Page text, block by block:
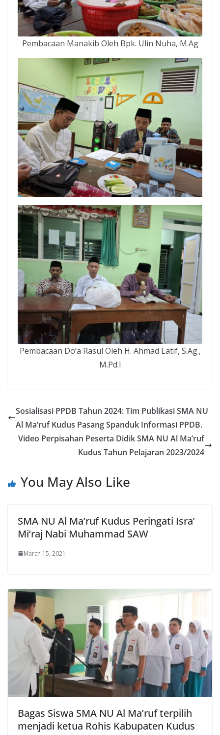
Pembacaan Manakib Oleh Bpk. Ulin Nuha, M.Ag
Pembacaan Do’a Rasul Oleh H. Ahmad Latif, S.Ag.,
M.Pd.I
Sosialisasi PPDB Tahun 2024: Tim Publikasi SMA NU
Al Ma’ruf Kudus Pasang Spanduk Informasi PPDB.
Video Perpisahan Peserta Didik SMA NU Al Ma’ruf
Kudus Tahun Pelajaran 2023/2024
You May Also Like
SMA NU Al Ma’ruf Kudus Peringati Isra’
Mi’raj Nabi Muhammad SAW
March 15, 2021
Bagas Siswa SMA NU Al Ma’ruf terpilih
menjadi ketua Rohis Kabupaten Kudus